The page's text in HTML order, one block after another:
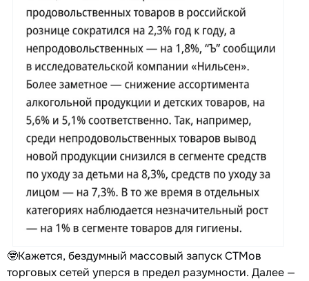
🤓Кажется, бездумный массовый запуск СТМов
торговых сетей уперся в предел разумности. Далее —